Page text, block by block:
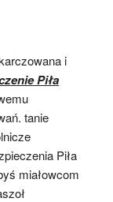
i
Piła
tanie
Piła
miałowcom